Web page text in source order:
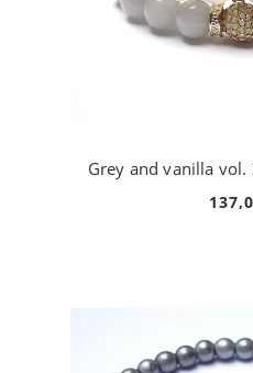
Grey and vanilla